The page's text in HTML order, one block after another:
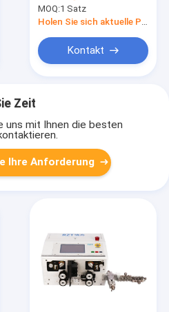
240 * 128MM LCD
Anzeige
MOQ:1 Satz
Holen Sie sich aktuelle Preis
Kontakt
Zeit
uns mit Ihnen die besten
Ihre Anforderung